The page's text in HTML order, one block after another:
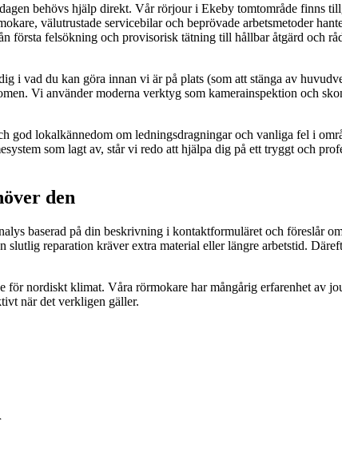
behövs hjälp direkt. Vår rörjour i Ekeby tomtområde finns
välutrustade servicebilar och beprövade arbetsmetoder
första felsökning och provisorisk tätning till hållbar åtgärd och
i vad du kan göra innan vi är på plats (som att stänga av
Vi använder moderna verktyg som kamerainspektion och
lokalkännedom om ledningsdragningar och vanliga fel i
som lagt av, står vi redo att hjälpa dig på ett tryggt och
den
baserad på din beskrivning i kontaktformuläret och föreslår
reparation kräver extra material eller längre arbetstid.
nordiskt klimat. Våra rörmokare har mångårig erfarenhet av
när det verkligen gäller.